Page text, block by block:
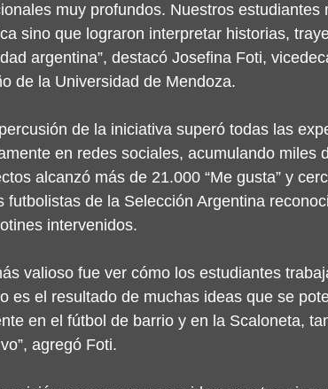
muy profundos. Nuestros
sino que lograron interpretar historias,
argentina”, destacó Josefina Foti,
de la Universidad de Mendoza.
de la iniciativa superó todas las
en redes sociales, acumulando miles
alcanzó más de 21.000 “Me gusta” y
futbolistas de la Selección Argentina
intervenidos.
valioso fue ver cómo los estudiantes
es el resultado de muchas ideas que se
en el fútbol de barrio y en la Scaloneta,
agregó Foti.